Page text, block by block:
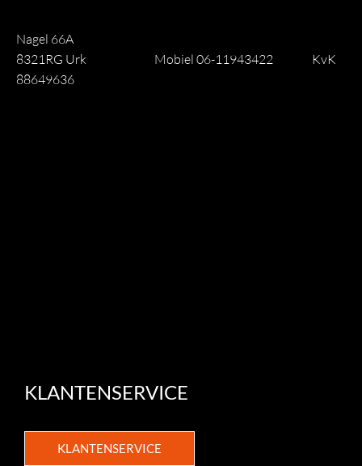
Nagel 66A
8321RG Urk Mobiel 06-11943422 KvK
88649636
KLANTENSERVICE
KLANTENSERVICE